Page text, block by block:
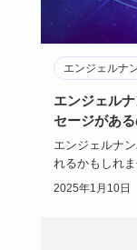
エンジェルナ
エンジェル
セージがある
エンジェルナ
れるかもしれ
いい意味を持つ
2025年1月10日